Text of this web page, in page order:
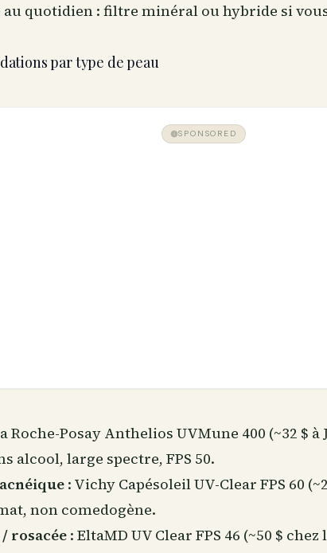
au quotidien : filtre minéral ou hybride si
par type de peau
SPONSORED
Roche-Posay Anthelios UVMune 400 (~32 $
alcool, large spectre, FPS 50.
: Vichy Capésoleil UV-Clear FPS 60
non comedogène.
rosacée: EltaMD UV Clear FPS 46 (~50 $